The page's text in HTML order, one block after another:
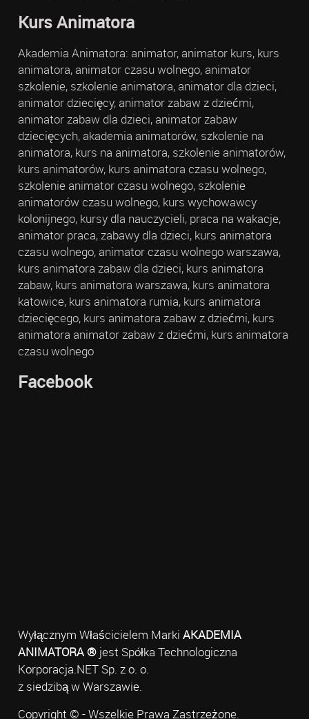
Kurs Animatora
Akademia Animatora: animator, animator kurs, kurs
animatora, animator czasu wolnego, animator
szkolenie, szkolenie animatora, animator dla dzieci,
animator dziecięcy, animator zabaw z dziećmi,
animator zabaw dla dzieci, animator zabaw
dziecięcych, akademia animatorów, szkolenie na
animatora, kurs na animatora, szkolenie animatorów,
kurs animatorów, kurs animatora czasu wolnego,
szkolenie animator czasu wolnego, szkolenie
animatorów czasu wolnego, kurs wychowawcy
kolonijnego, kursy dla nauczycieli, praca na wakacje,
animator praca, zabawy dla dzieci, kurs animatora
czasu wolnego, animator czasu wolnego warszawa,
kurs animatora zabaw dla dzieci, kurs animatora
zabaw, kurs animatora warszawa, kurs animatora
katowice, kurs animatora rumia, kurs animatora
dziecięcego, kurs animatora zabaw z dziećmi, kurs
animatora animator zabaw z dziećmi, kurs animatora
czasu wolnego
Facebook
Wyłącznym Właścicielem Marki AKADEMIA
ANIMATORA ®jest Spółka Technologiczna
Korporacja.NET Sp. z o. o.
z siedzibą w Warszawie.
Copyright © - Wszelkie Prawa Zastrzeżone.